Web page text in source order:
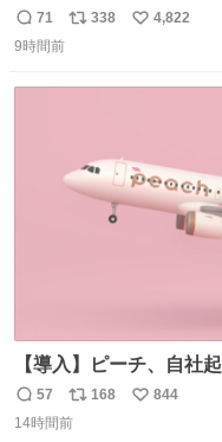
ていたがとにかく怖す
news.web.nhk/
返
信
71
リ
338
い
4,822
9時間前
【導入】ピーチ、自社
始へ news.livedoor.com/article/
由によって大幅遅延や
返
信
57
リ
ポ
168
い
844
14時間前